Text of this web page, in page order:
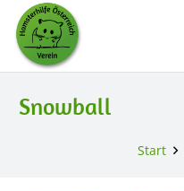
Snowball
Start